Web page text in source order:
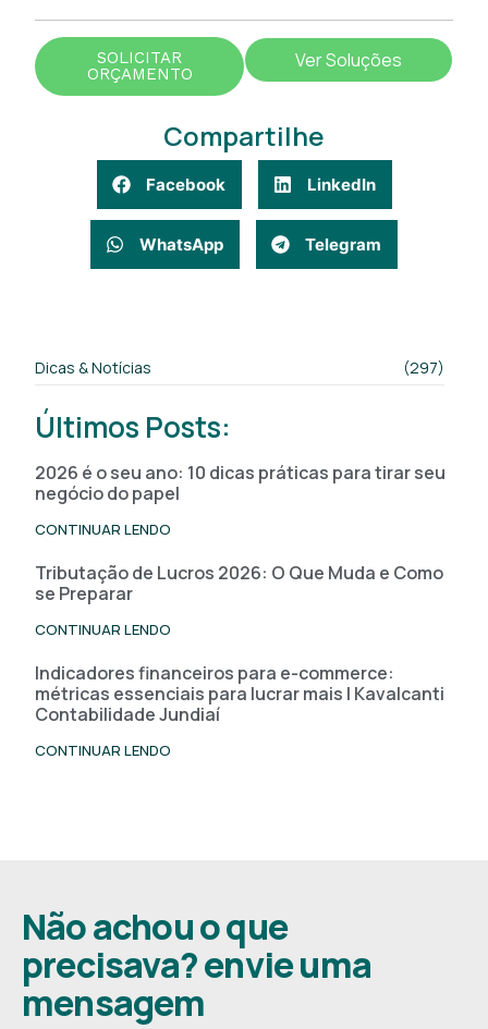
SOLICITAR
ORÇAMENTO
Ver Soluções
Compartilhe
Facebook LinkedIn
WhatsApp Telegram
Dicas & Notícias (297)
Últimos Posts:
2026 é o seu ano: 10 dicas práticas para tirar seu
negócio do papel
CONTINUAR LENDO
Tributação de Lucros 2026: O Que Muda e Como
se Preparar
CONTINUAR LENDO
Indicadores financeiros para e-commerce:
métricas essenciais para lucrar mais | Kavalcanti
Contabilidade Jundiaí
CONTINUAR LENDO
Não achou o que
precisava? envie uma
mensagem